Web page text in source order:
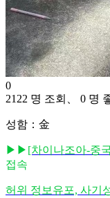
0
2122 명 조회、 0 명
성함：金
▶▶ [차이나조아-중
접속
허위 정보유포, 사기